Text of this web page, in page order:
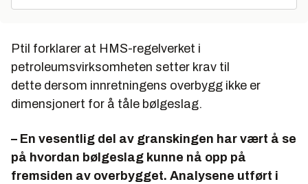
Ptil forklarer at HMS-regelverket i
petroleumsvirksomheten setter krav til
dette dersom innretningens overbygg ikke er
dimensjonert for å tåle bølgeslag.
– En vesentlig del av granskingen har vært å se
på hvordan bølgeslag kunne nå opp på
fremsiden av overbygget. Analysene utført i